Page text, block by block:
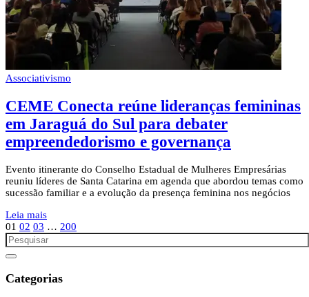
Associativismo
CEME Conecta reúne lideranças femininas
em Jaraguá do Sul para debater
empreendedorismo e governança
Evento itinerante do Conselho Estadual de Mulheres Empresárias
reuniu líderes de Santa Catarina em agenda que abordou temas como
sucessão familiar e a evolução da presença feminina nos negócios
Leia mais
01 02 03 … 200
Categorias